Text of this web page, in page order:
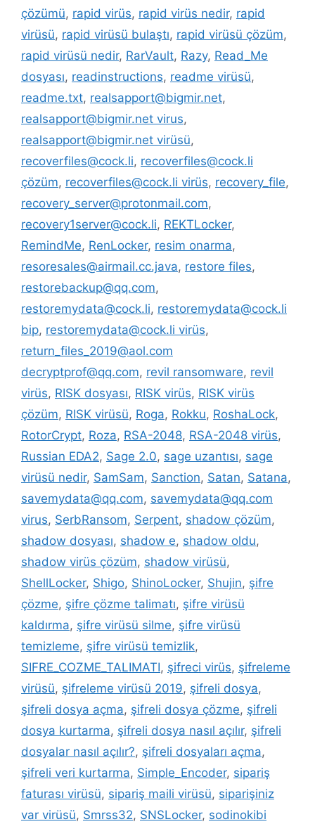
çözümü, rapid virüs, rapid virüs nedir, rapid
virüsü, rapid virüsü bulaştı, rapid virüsü çözüm,
rapid virüsü nedir, RarVault, Razy, Read_Me
dosyası, readinstructions, readme virüsü,
readme.txt, realsapport@bigmir.net,
realsapport@bigmir.net virus,
realsapport@bigmir.net virüsü,
recoverfiles@cock.li, recoverfiles@cock.li
çözüm, recoverfiles@cock.li virüs, recovery_file,
recovery_server@protonmail.com,
recovery1server@cock.li, REKTLocker,
RemindMe, RenLocker, resim onarma,
resoresales@airmail.cc.java, restore files,
restorebackup@qq.com,
restoremydata@cock.li, restoremydata@cock.li
bip, restoremydata@cock.li virüs,
return_files_2019@aol.com
decryptprof@qq.com, revil ransomware, revil
virüs, RISK dosyası, RISK virüs, RISK virüs
çözüm, RISK virüsü, Roga, Rokku, RoshaLock,
RotorCrypt, Roza, RSA-2048, RSA-2048 virüs,
Russian EDA2, Sage 2.0, sage uzantısı, sage
virüsü nedir, SamSam, Sanction, Satan, Satana,
savemydata@qq.com, savemydata@qq.com
virus, SerbRansom, Serpent, shadow çözüm,
shadow dosyası, shadow e, shadow oldu,
shadow virüs çözüm, shadow virüsü,
ShellLocker, Shigo, ShinoLocker, Shujin, şifre
çözme, şifre çözme talimatı, şifre virüsü
kaldırma, şifre virüsü silme, şifre virüsü
temizleme, şifre virüsü temizlik,
SIFRE_COZME_TALIMATI, şifreci virüs, şifreleme
virüsü, şifreleme virüsü 2019, şifreli dosya,
şifreli dosya açma, şifreli dosya çözme, şifreli
dosya kurtarma, şifreli dosya nasıl açılır, şifreli
dosyalar nasıl açılır?, şifreli dosyaları açma,
şifreli veri kurtarma, Simple_Encoder, sipariş
faturası virüsü, sipariş maili virüsü, siparişiniz
var virüsü, Smrss32, SNSLocker, sodinokibi